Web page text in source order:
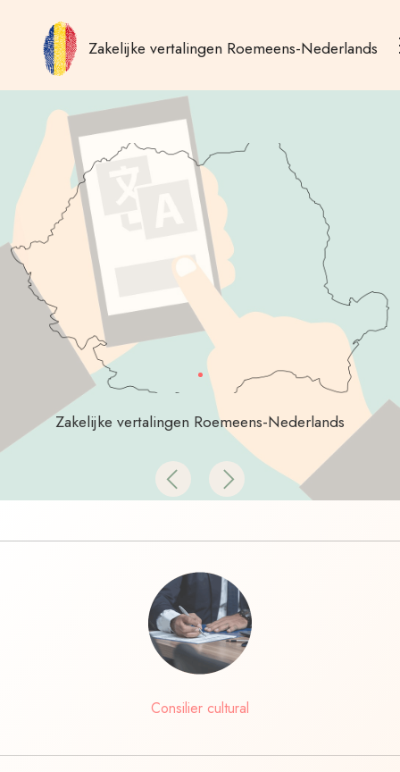
Zakelijke vertalingen Roemeens-Nederlands
Zakelijke vertalingen Roemeens-Nederlands
Previous
Next
Consilier cultural